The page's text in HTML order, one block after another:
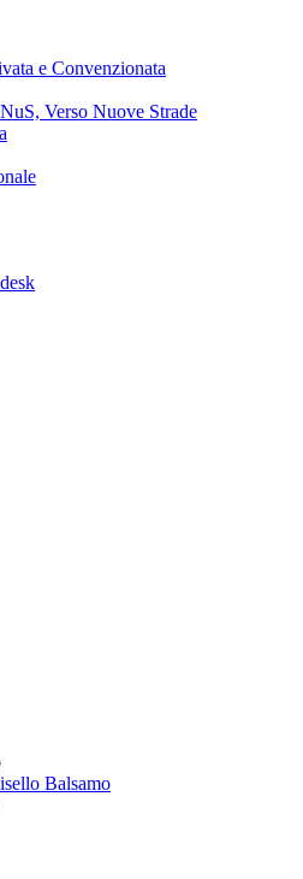
e Convenzionata
Verso Nuove Strade
Balsamo